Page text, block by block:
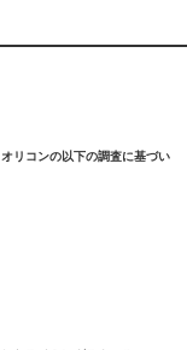
リコンの以下の調査に基づい